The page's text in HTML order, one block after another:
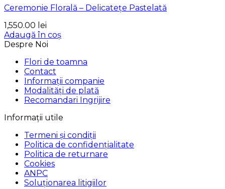
Ceremonie Florală – Delicatețe Pastelată
1,550.00 lei
Adaugă în coș
Despre Noi
Flori de toamna
Contact
Informații companie
Modalități de plată
Recomandari Ingrijire
Informații utile
Termeni și condiții
Politica de confidențialitate
Politica de returnare
Cookies
ANPC
Soluționarea litigiilor